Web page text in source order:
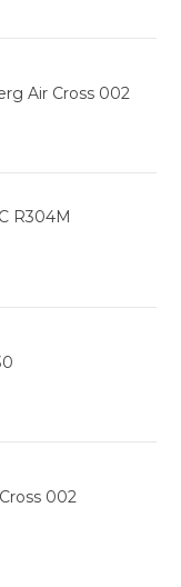
Air Cross 002
R304M
002